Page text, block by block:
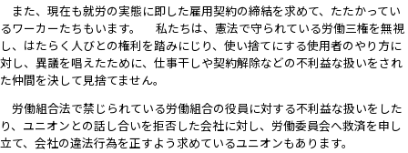
また、現在も就労の実態に即した雇用契約の締結を求めて、たたかってい
るワーカーたちもいます。
私たちは、憲法で守られている労働三権を無視
し、はたらく人びとの権利を踏みにじり、使い捨てにする使用者のやり方に
対し、異議を唱えたために、仕事干しや契約解除などの不利益な扱いをされ
た仲間を決して見捨てません。
労働組合法で禁じられている労働組合の役員に対する不利益な扱いをした
り、ユニオンとの話し合いを拒否した会社に対し、労働委員会へ救済を申し
立て、会社の違法行為を正すよう求めているユニオンもあります。